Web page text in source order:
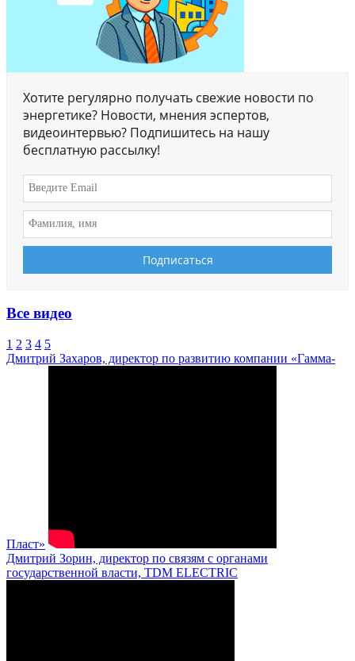
Хотите регулярно получать свежие новости по
энергетике? Новости, мнения эспертов,
видеоинтервью? Подпишитесь на нашу
бесплатную рассылку!
Все видео
1 2 3 4 5
Дмитрий Захаров, директор по развитию компании «Гамма-
Пласт»
Дмитрий Зорин, директор по связям с органами
государственной власти, TDM ELECTRIC